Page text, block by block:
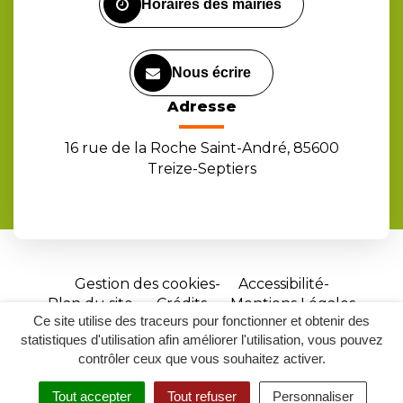
Ce site utilise des traceurs pour fonctionner et obtenir des
statistiques d'utilisation afin améliorer l'utilisation, vous pouvez
contrôler ceux que vous souhaitez activer.
Tout accepter Tout refuser Personnaliser
Horaires des mairies
Nous écrire
Adresse
16 rue de la Roche Saint-André, 85600
Treize-Septiers
Gestion des cookies
Accessibilité
Plan du site
Crédits
Mentions Légales
Site
réalisé
par
Inovagora